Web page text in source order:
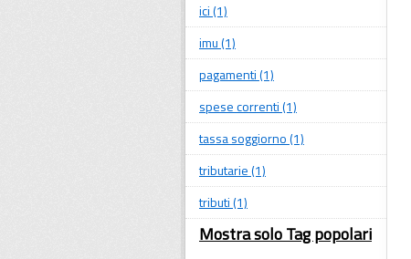
ici (1)
imu (1)
pagamenti (1)
spese correnti (1)
tassa soggiorno (1)
tributarie (1)
tributi (1)
Mostra solo Tag popolari